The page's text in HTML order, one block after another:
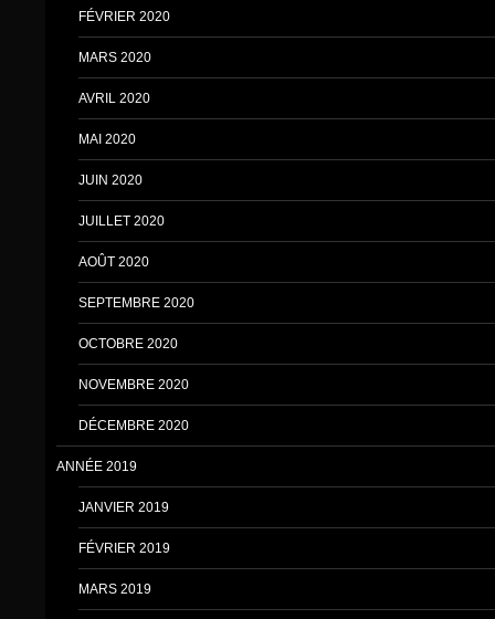
FÉVRIER 2020
MARS 2020
AVRIL 2020
MAI 2020
JUIN 2020
JUILLET 2020
AOÛT 2020
SEPTEMBRE 2020
OCTOBRE 2020
NOVEMBRE 2020
DÉCEMBRE 2020
ANNÉE 2019
JANVIER 2019
FÉVRIER 2019
MARS 2019